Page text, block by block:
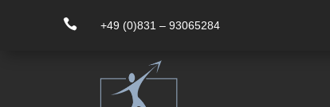
 +49 (0)831 – 93065284